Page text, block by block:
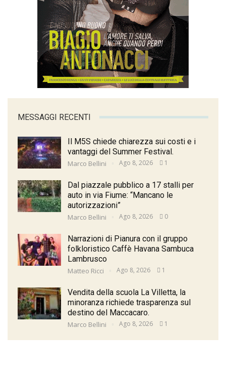
MESSAGGI RECENTI
Il M5S chiede chiarezza sui costi e i
vantaggi del Summer Festival.
Marco Bellini Ago 8, 2026 1
Dal piazzale pubblico a 17 stalli per
auto in via Fiume: “Mancano le
autorizzazioni”
Marco Bellini Ago 8, 2026 0
Narrazioni di Pianura con il gruppo
folkloristico Caffè Havana Sambuca
Lambrusco
Matteo Ricci Ago 8, 2026 1
Vendita della scuola La Villetta, la
minoranza richiede trasparenza sul
destino del Maccacaro.
Marco Bellini Ago 8, 2026 1